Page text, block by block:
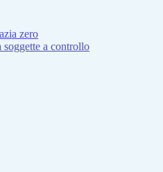
zero
a controllo